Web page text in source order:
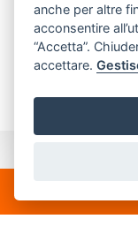
Piazza Spallino, 8
anche per altre
acconsentire
“Accetta”.
accettare.